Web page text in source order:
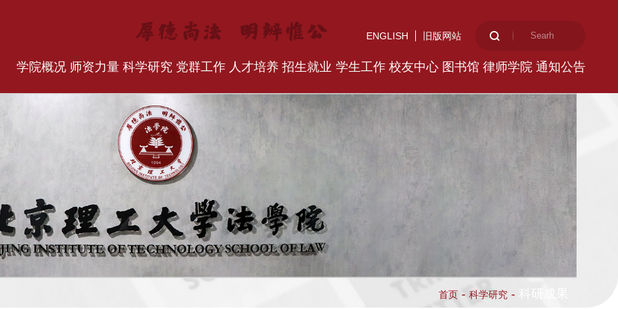
ENGLISH 旧版网站
学院概况 师资力量 科学研究 党群工作 人才培养 招生就业 学生工作 校友中心 图书馆 律师学院 通知公告
首页 - 科学研究 -